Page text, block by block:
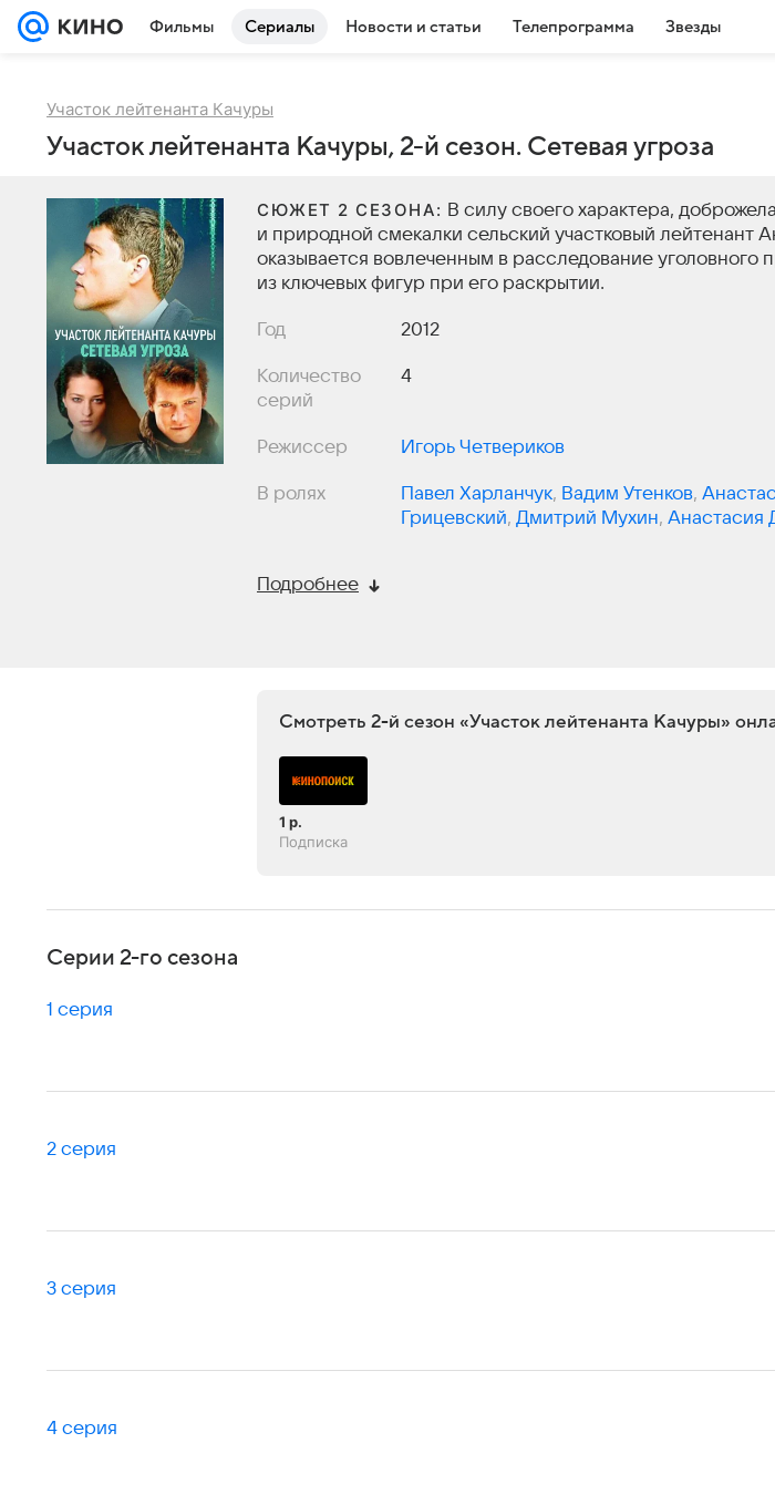
Фильмы Сериалы Новости и статьи Телепрограмма Звезды
Участок лейтенанта Качуры
Участок лейтенанта Качуры, 2-й сезон. Сетевая угроза
СЮЖЕТ 2 СЕЗОНА: В силу своего характера,
и природной смекалки сельский участковый лейтенант
оказывается вовлеченным в расследование уголовного
из ключевых фигур при его раскрытии.
Год 2012
Количество
серий
4
Режиссер Игорь Четвериков
В ролях Павел Харланчук, Вадим Утенков,
Грицевский, Дмитрий Мухин, Анастасия
Подробнее
Смотреть 2-й сезон «Участок лейтенанта Качуры»
1 р.
Подписка
Серии 2-го сезона
1 серия
2 серия
3 серия
4 серия